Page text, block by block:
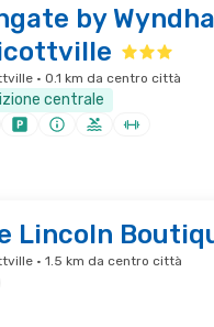
by
· 0.1 km da centro città
centrale
Lincoln
· 1.5 km da centro città